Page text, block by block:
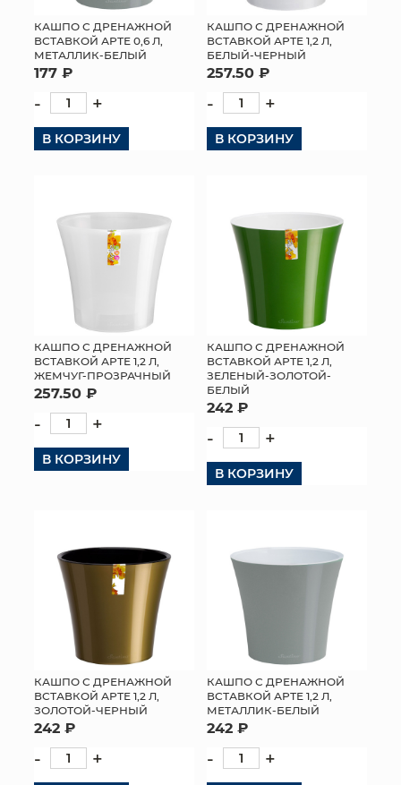
КАШПО С ДРЕНАЖНОЙ
ВСТАВКОЙ АРТЕ 0,6 Л,
МЕТАЛЛИК-БЕЛЫЙ
177 ₽
- +
В КОРЗИНУ
КАШПО С ДРЕНАЖНОЙ
ВСТАВКОЙ АРТЕ 1,2 Л,
БЕЛЫЙ-ЧЕРНЫЙ
257.50 ₽
- +
В КОРЗИНУ
КАШПО С ДРЕНАЖНОЙ
ВСТАВКОЙ АРТЕ 1,2 Л,
ЖЕМЧУГ-ПРОЗРАЧНЫЙ
257.50 ₽
- +
В КОРЗИНУ
КАШПО С ДРЕНАЖНОЙ
ВСТАВКОЙ АРТЕ 1,2 Л,
ЗЕЛЕНЫЙ-ЗОЛОТОЙ-
БЕЛЫЙ
242 ₽
- +
В КОРЗИНУ
КАШПО С ДРЕНАЖНОЙ
ВСТАВКОЙ АРТЕ 1,2 Л,
ЗОЛОТОЙ-ЧЕРНЫЙ
242 ₽
- +
КАШПО С ДРЕНАЖНОЙ
ВСТАВКОЙ АРТЕ 1,2 Л,
МЕТАЛЛИК-БЕЛЫЙ
242 ₽
- +